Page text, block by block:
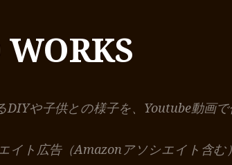
DIYや子供との様子を、Youtube動
イト広告（Amazonアソシエイト含